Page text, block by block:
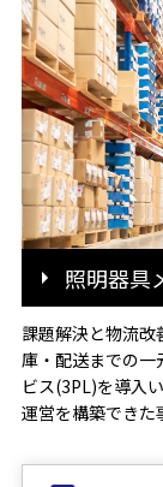
照明器具
課題解決と物流
庫・配送までの一
ビス(3PL)を導入
運営を構築できた